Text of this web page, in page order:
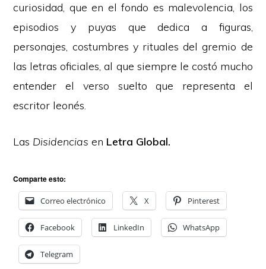
curiosidad, que en el fondo es malevolencia, los
episodios y puyas que dedica a figuras,
personajes, costumbres y rituales del gremio de
las letras oficiales, al que siempre le costó mucho
entender el verso suelto que representa el
escritor leonés.
Las Disidencias en Letra Global.
Comparte esto:
Correo electrónico X Pinterest
Facebook LinkedIn WhatsApp
Telegram